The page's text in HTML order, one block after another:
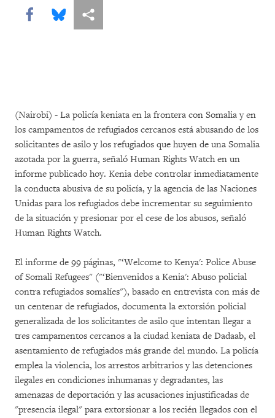
Share this via Facebook
Share this via Bluesky
Share this via Compartir
(Nairobi) - La policía keniata en la frontera con Somalia y en
los campamentos de refugiados cercanos está abusando de los
solicitantes de asilo y los refugiados que huyen de una Somalia
azotada por la guerra, señaló Human Rights Watch en un
informe publicado hoy. Kenia debe controlar inmediatamente
la conducta abusiva de su policía, y la agencia de las Naciones
Unidas para los refugiados debe incrementar su seguimiento
de la situación y presionar por el cese de los abusos, señaló
Human Rights Watch.
El informe de 99 páginas, "‘Welcome to Kenya': Police Abuse
of Somali Refugees" ("‘Bienvenidos a Kenia': Abuso policial
contra refugiados somalíes"), basado en entrevista con más de
un centenar de refugiados, documenta la extorsión policial
generalizada de los solicitantes de asilo que intentan llegar a
tres campamentos cercanos a la ciudad keniata de Dadaab, el
asentamiento de refugiados más grande del mundo. La policía
emplea la violencia, los arrestos arbitrarios y las detenciones
ilegales en condiciones inhumanas y degradantes, las
amenazas de deportación y las acusaciones injustificadas de
"presencia ilegal" para extorsionar a los recién llegados con el